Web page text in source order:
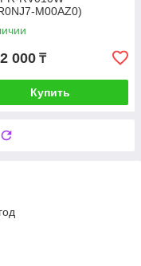
M00AZ0)
000 ₸
Купить